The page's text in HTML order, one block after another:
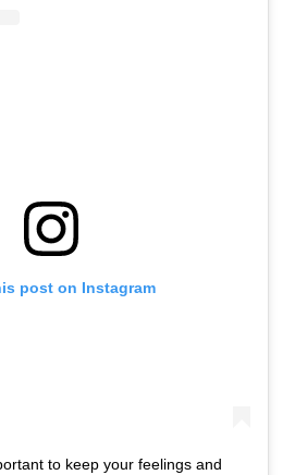
post on Instagram
to keep your feelings and